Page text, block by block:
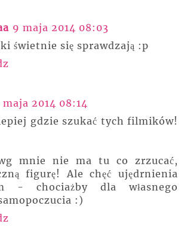
9 maja 2014 08:03
świetnie się sprawdzają :p
maja 2014 08:14
gdzie szukać tych filmików!
mnie nie ma tu co zrzucać,
figurę! Ale chęć ujędrnienia
- chociażby dla własnego
:)